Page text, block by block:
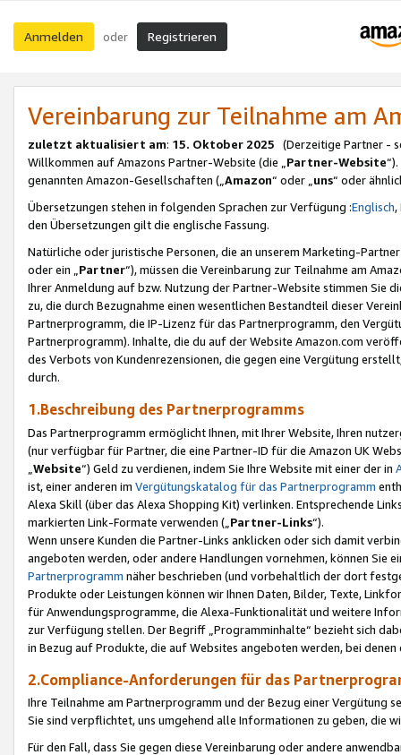
Anmelden oder Registrieren
Vereinbarung zur Teilnahme am
zuletzt aktualisiert am: 15. Oktober 2025 (Derzeitige Partner -
Willkommen auf Amazons Partner-Website (die „Partner-Website
genannten Amazon-Gesellschaften („Amazon“ oder „uns“ oder
Übersetzungen stehen in folgenden Sprachen zur Verfügung :Englisch,
den Übersetzungen gilt die englische Fassung.
Natürliche oder juristische Personen, die an unserem Marketing-
oder ein „Partner“), müssen die Vereinbarung zur Teilnahme am
Ihrer Anmeldung auf bzw. Nutzung der Partner-Website stimmen Sie
zu, die durch Bezugnahme einen wesentlichen Bestandteil dieser
Partnerprogramm, die IP-Lizenz für das Partnerprogramm, den
Partnerprogramm). Inhalte, die du auf der Website Amazon.com
des Verbots von Kundenrezensionen, die gegen eine Vergütung
durch.
1.Beschreibung des Partnerprogramms
Das Partnerprogramm ermöglicht Ihnen, mit Ihrer Website, Ihren
(nur verfügbar für Partner, die eine Partner-ID für die Amazon UK
Website“) Geld zu verdienen, indem Sie Ihre Website mit einer der in
ist, einer anderen im Vergütungskatalog für das Partnerprogramm
Alexa Skill (über das Alexa Shopping Kit) verlinken. Entsprechende
markierten Link-Formate verwenden („ Partner-Links“).
Wenn unsere Kunden die Partner-Links anklicken oder sich damit
angeboten werden, oder andere Handlungen vornehmen, können Sie
Partnerprogramm näher beschrieben (und vorbehaltlich der dort
Produkte oder Leistungen können wir Ihnen Daten, Bilder, Texte,
für Anwendungsprogramme, die Alexa-Funktionalität und weitere
zur Verfügung stellen. Der Begriff „Programminhalte“ bezieht sich
in Bezug auf Produkte, die auf Websites angeboten werden, bei
2.Compliance-Anforderungen für das
Ihre Teilnahme am Partnerprogramm und der Bezug einer Vergütung
Sie sind verpflichtet, uns umgehend alle Informationen zu geben, die
Für den Fall, dass Sie gegen diese Vereinbarung oder andere